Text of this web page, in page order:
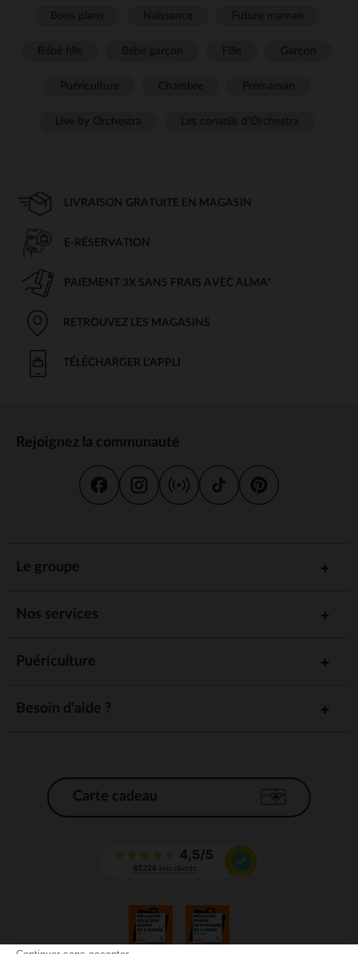
LIVRAISON GRATUITE EN MAGASIN
E-RÉSERVATION
PAIEMENT 3X SANS FRAIS AVEC ALMA*
RETROUVEZ LES MAGASINS
TÉLÉCHARGER L'APPLI
Rejoignez la communauté
Le groupe
Nos services
Puériculture
Besoin d'aide ?
Carte cadeau